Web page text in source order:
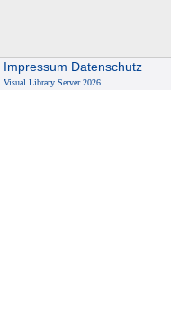
Impressum Datenschutz
Visual Library Server 2026